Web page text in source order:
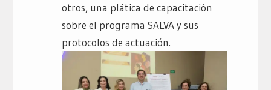
otros, una plática de capacitación
sobre el programa SALVA y sus
protocolos de actuación.